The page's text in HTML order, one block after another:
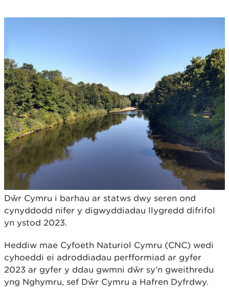
Dŵr Cymru i barhau ar statws dwy seren ond
cynyddodd nifer y digwyddiadau llygredd difrifol
yn ystod 2023.
Heddiw mae Cyfoeth Naturiol Cymru (CNC) wedi
cyhoeddi ei adroddiadau perfformiad ar gyfer
2023 ar gyfer y ddau gwmni dŵr sy’n gweithredu
yng Nghymru, sef Dŵr Cymru a Hafren Dyfrdwy.